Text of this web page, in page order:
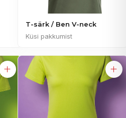
T-särk / Ben V-neck
Küsi pakkumist